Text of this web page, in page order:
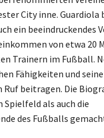
City inne.
ein beeindruckendes
von etwa 20
Trainern im Fußball.
Fähigkeiten und
beitragen. Die
als auch die
des Fußballs